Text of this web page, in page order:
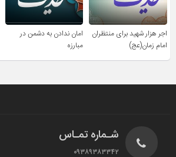
اجر هزار شهید برای منتظران
امام زمان(عج)
امان ندادن به دشمن در
مبارزه
شـماره تمـاس
۰۹۳۸۹۳۸۳۳۴۲